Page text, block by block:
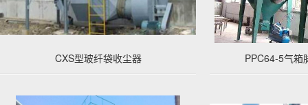
CXS型玻纤袋收尘器 PPC64-5气箱